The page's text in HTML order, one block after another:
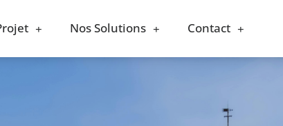
Nos Solutions Contact